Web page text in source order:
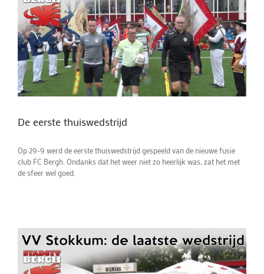
De eerste thuiswedstrijd
Op 29-9 werd de eerste thuiswedstrijd gespeeld van de nieuwe fusie
club FC Bergh. Ondanks dat het weer niet zo heerlijk was, zat het met
de sfeer wel goed.